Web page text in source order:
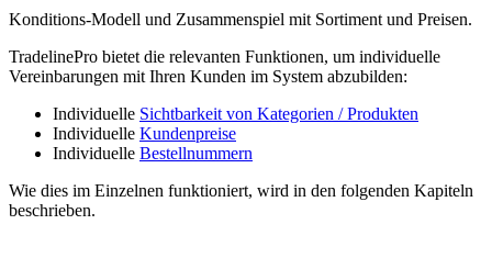
Konditions-Modell und Zusammenspiel mit Sortiment und Preisen.
TradelinePro bietet die relevanten Funktionen, um individuelle
Vereinbarungen mit Ihren Kunden im System abzubilden:
Individuelle Sichtbarkeit von Kategorien / Produkten
Individuelle Kundenpreise
Individuelle Bestellnummern
Wie dies im Einzelnen funktioniert, wird in den folgenden Kapiteln
beschrieben.